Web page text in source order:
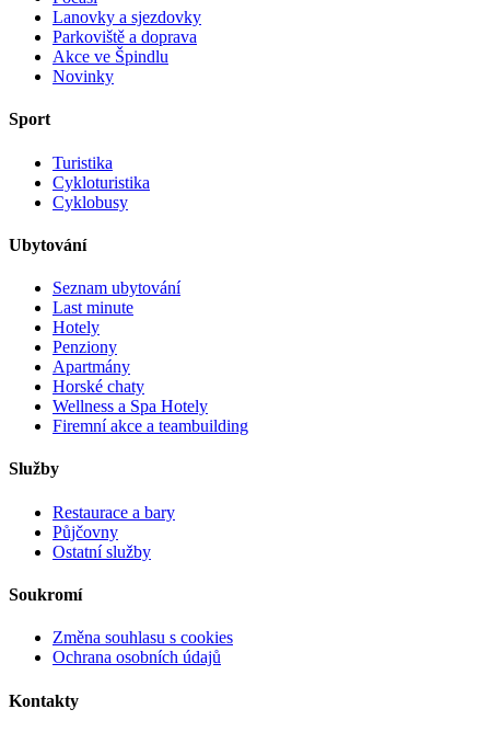
Lanovky a sjezdovky
Parkoviště a doprava
Akce ve Špindlu
Novinky
Sport
Turistika
Cykloturistika
Cyklobusy
Ubytování
Seznam ubytování
Last minute
Hotely
Penziony
Apartmány
Horské chaty
Wellness a Spa Hotely
Firemní akce a teambuilding
Služby
Restaurace a bary
Půjčovny
Ostatní služby
Soukromí
Změna souhlasu s cookies
Ochrana osobních údajů
Kontakty